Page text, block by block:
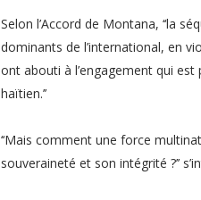
Selon l’Accord de Montana, ‘‘la
dominants de l’international, en
ont abouti à l’engagement qui est
haïtien.’’
‘‘Mais comment une force
souveraineté et son intégrité ?’’